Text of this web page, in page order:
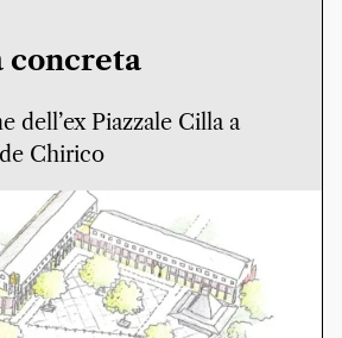
concreta
dell’ex Piazzale Cilla a
Chirico